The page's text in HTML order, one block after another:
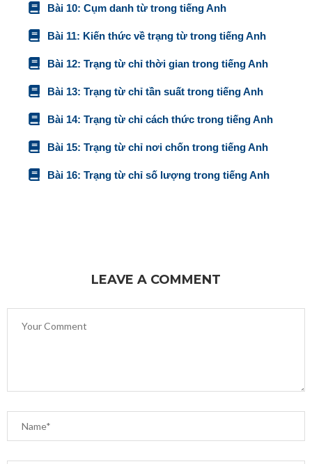
Bài 10: Cụm danh từ trong tiếng Anh
Bài 11: Kiến thức về trạng từ trong tiếng Anh
Bài 12: Trạng từ chỉ thời gian trong tiếng Anh
Bài 13: Trạng từ chỉ tần suất trong tiếng Anh
Bài 14: Trạng từ chỉ cách thức trong tiếng Anh
Bài 15: Trạng từ chỉ nơi chốn trong tiếng Anh
Bài 16: Trạng từ chỉ số lượng trong tiếng Anh
LEAVE A COMMENT